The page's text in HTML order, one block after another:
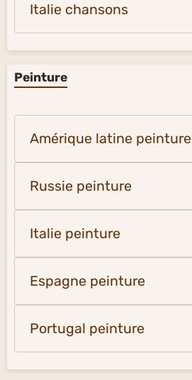
Italie chansons
Peinture
Amérique latine peinture
Russie peinture
Italie peinture
Espagne peinture
Portugal peinture